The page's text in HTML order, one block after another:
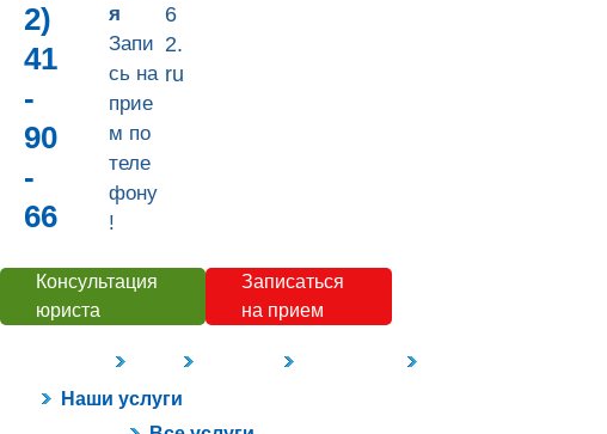
2)
41
-
90
-
66
я
Запи
сь на
прие
м по
теле
фону
!
6
2.
ru
Консультация
юриста
Записаться
на прием
Наши услуги Цены Контакты О компании
Наши услуги